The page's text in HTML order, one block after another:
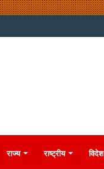
राज्य राष्ट्रीय विदेश